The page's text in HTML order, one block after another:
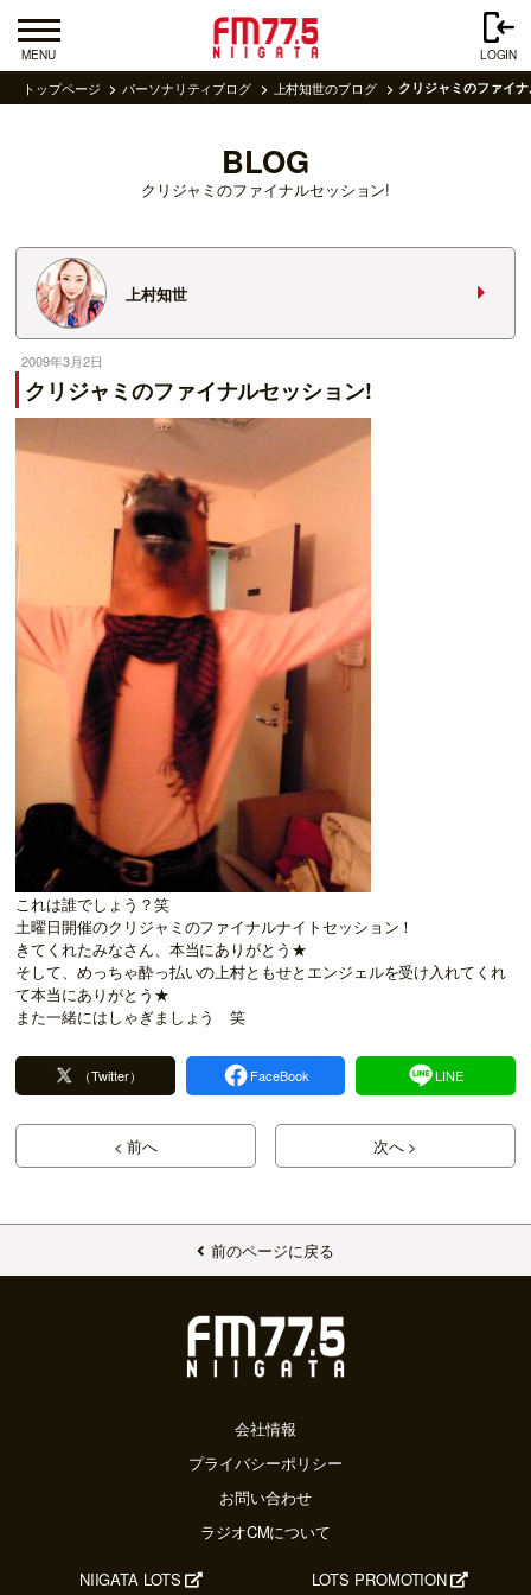
MENU LOGIN
トップページ パーソナリティブログ 上村知世のブログ クリジャミのファイ
BLOG
クリジャミのファイナルセッション!
上村知世
2009年3月2日
クリジャミのファイナルセッション!
これは誰でしょう？笑
土曜日開催のクリジャミのファイナルナイトセッション！
きてくれたみなさん、本当にありがとう★
そして、めっちゃ酔っ払いの上村ともせとエンジェルを受け入れてくれ
て本当にありがとう★
また一緒にはしゃぎましょう 笑
（Twitter） FaceBook LINE
< 前へ 次へ >
前のページに戻る
会社情報
プライバシーポリシー
お問い合わせ
ラジオCMについて
NIIGATA LOTS LOTS PROMOTION